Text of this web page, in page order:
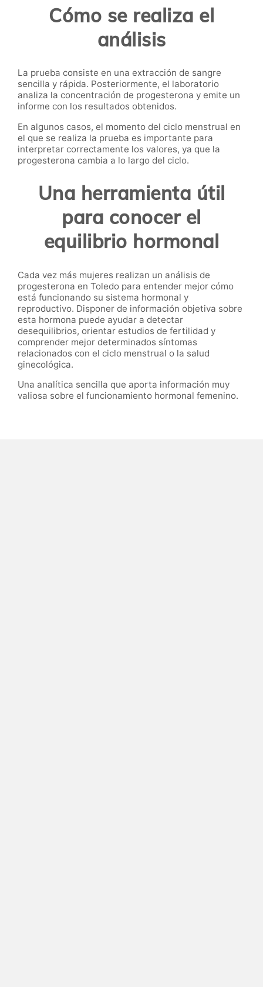
Cómo se realiza el
análisis
La prueba consiste en una extracción de sangre
sencilla y rápida. Posteriormente, el laboratorio
analiza la concentración de progesterona y emite un
informe con los resultados obtenidos.
En algunos casos, el momento del ciclo menstrual en
el que se realiza la prueba es importante para
interpretar correctamente los valores, ya que la
progesterona cambia a lo largo del ciclo.
Una herramienta útil
para conocer el
equilibrio hormonal
Cada vez más mujeres realizan un análisis de
progesterona en Toledo para entender mejor cómo
está funcionando su sistema hormonal y
reproductivo. Disponer de información objetiva sobre
esta hormona puede ayudar a detectar
desequilibrios, orientar estudios de fertilidad y
comprender mejor determinados síntomas
relacionados con el ciclo menstrual o la salud
ginecológica.
Una analítica sencilla que aporta información muy
valiosa sobre el funcionamiento hormonal femenino.